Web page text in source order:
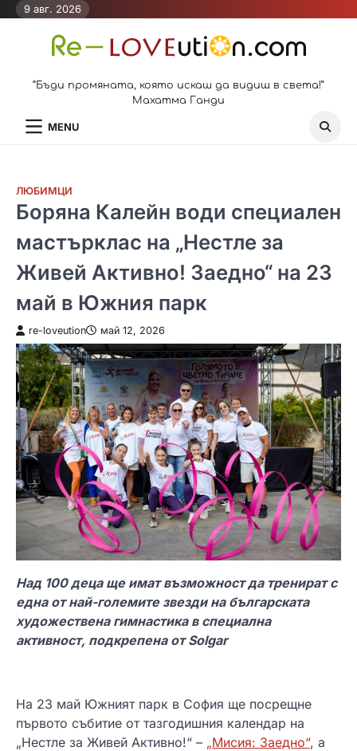
Skip9 авг. 2026
“Бъди промяната, която искаш да видиш в света!”
Махатма Ганди
MENU
ЛЮБИМЦИ
Боряна Калейн води специален
мастърклас на „Нестле за
Живей Активно! Заедно“ на 23
май в Южния парк
re-loveution май 12, 2026
Над 100 деца ще имат възможност да тренират с
една от най-големите звезди на българската
художествена гимнастика в специална
активност, подкрепена от Solgar
На 23 май Южният парк в София ще посрещне
първото събитие от тазгодишния календар на
„Нестле за Живей Активно!“ – „Мисия: Заедно“, а